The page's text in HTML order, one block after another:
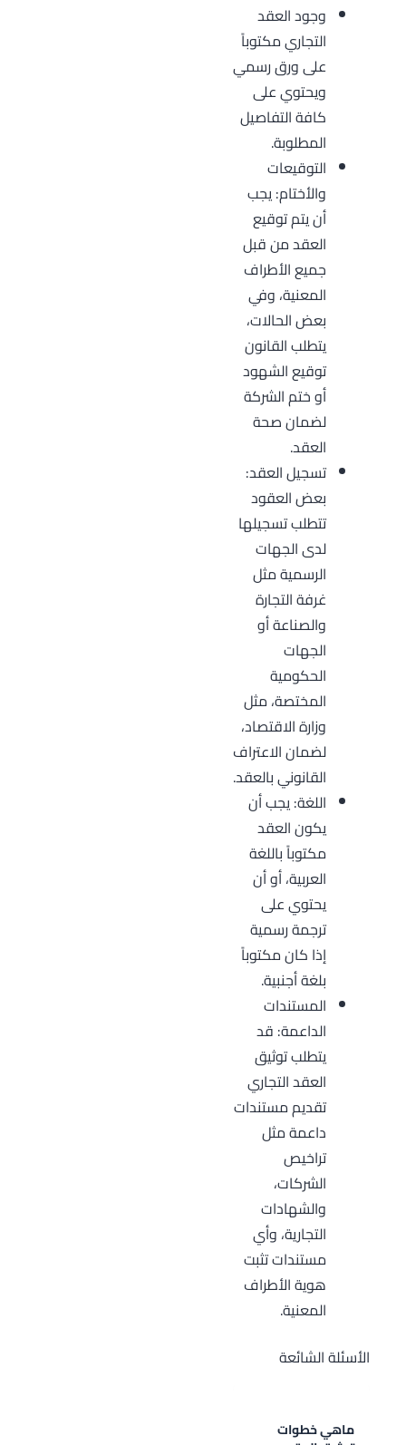
وجود العقد
التجاري مكتوباً
على ورق رسمي
ويحتوي على
كافة التفاصيل
المطلوبة.
التوقيعات
والأختام: يجب
أن يتم توقيع
العقد من قبل
جميع الأطراف
المعنية، وفي
بعض الحالات،
يتطلب القانون
توقيع الشهود
أو ختم الشركة
لضمان صحة
العقد.
تسجيل العقد:
بعض العقود
تتطلب تسجيلها
لدى الجهات
الرسمية مثل
غرفة التجارة
والصناعة أو
الجهات
الحكومية
المختصة، مثل
وزارة الاقتصاد،
لضمان الاعتراف
القانوني بالعقد.
اللغة: يجب أن
يكون العقد
مكتوباً باللغة
العربية، أو أن
يحتوي على
ترجمة رسمية
إذا كان مكتوباً
بلغة أجنبية.
المستندات
الداعمة: قد
يتطلب توثيق
العقد التجاري
تقديم مستندات
داعمة مثل
تراخيص
الشركات،
والشهادات
التجارية، وأي
مستندات تثبت
هوية الأطراف
المعنية.
الأسئلة الشائعة
ماهي خطوات